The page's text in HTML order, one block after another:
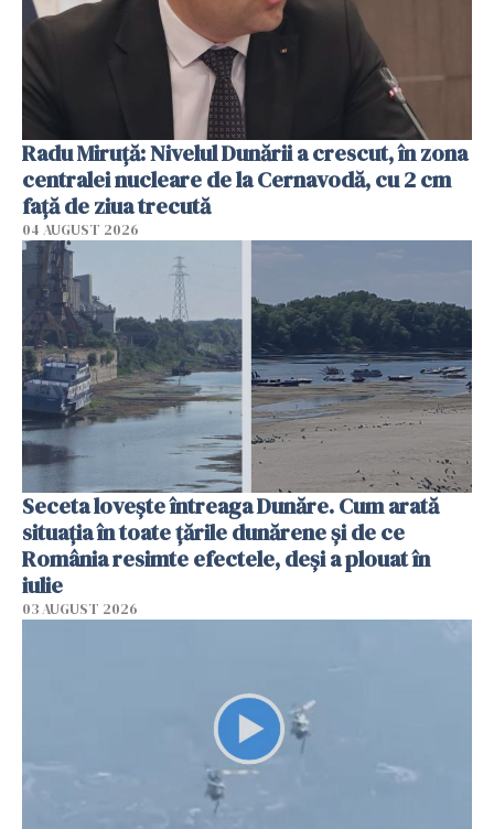
Radu Miruţă: Nivelul Dunării a crescut, în zona
centralei nucleare de la Cernavodă, cu 2 cm
faţă de ziua trecută
04 AUGUST 2026
Seceta lovește întreaga Dunăre. Cum arată
situația în toate țările dunărene și de ce
România resimte efectele, deși a plouat în
iulie
03 AUGUST 2026